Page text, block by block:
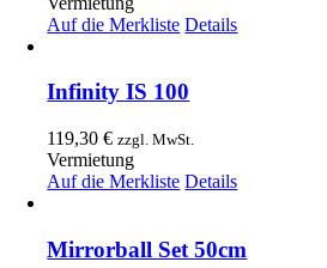
Auf die Merkliste Details
Infinity IS 100
119,30€ zzgl. MwSt.
Vermietung
Auf die Merkliste Details
Mirrorball Set 50cm